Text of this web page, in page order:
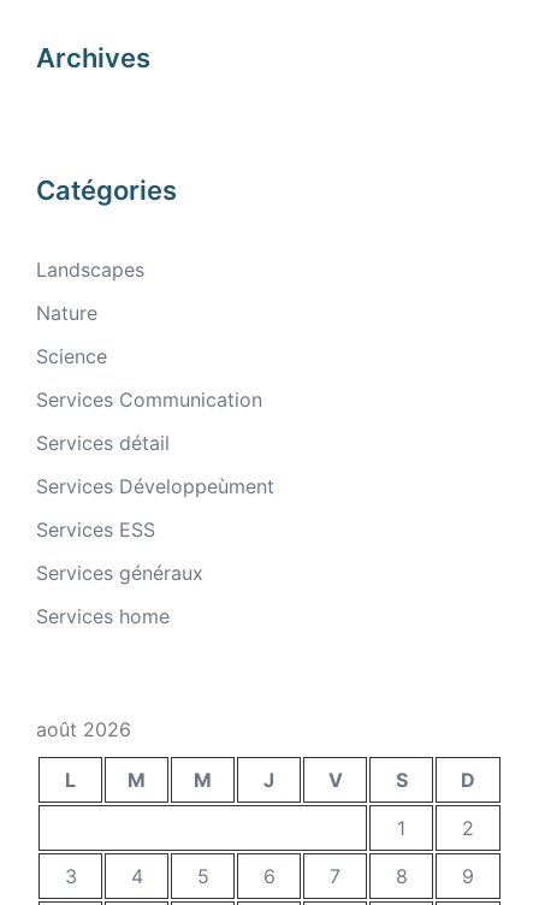
Archives
Catégories
Landscapes
Nature
Science
Services Communication
Services détail
Services Développeùment
Services ESS
Services généraux
Services home
août 2026
L M M J V S
D
1
2
3
4 5 6 7 8
9